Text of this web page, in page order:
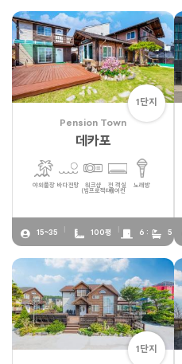
1단지
Pension Town
데카포
야외풀장 바다전망
워크샵
(빔프로젝터)
전 객실
에어컨
노래방
15~35 100평 6 : 5
1단지